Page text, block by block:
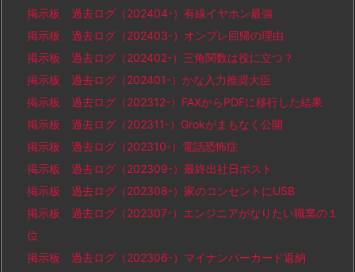
掲示板 過去ログ（202404-）有線イヤホン最強
掲示板 過去ログ（202403-）オンプレ回帰の理由
掲示板 過去ログ（202402-）三角関数は役に立つ？
掲示板 過去ログ（202401-）かな入力推奨大臣
掲示板 過去ログ（202312-）FAXからPDFに移行した結果
掲示板 過去ログ（202311-）Grokがまもなく公開
掲示板 過去ログ（202310-）電話恐怖症
掲示板 過去ログ（202309-）最終出社日ポスト
掲示板 過去ログ（202308-）家のコンセントにUSB
掲示板 過去ログ（202307-）エンジニアがなりたい職業の１
位
掲示板 過去ログ（202306-）マイナンバーカード返納